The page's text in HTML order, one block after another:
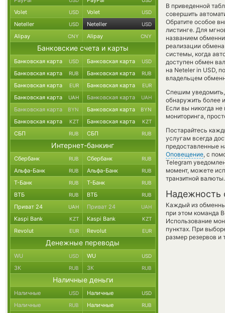
В приведенной
совершить
Обратите особое
листинге. Для
названием
реализации
системы, когда
доступен обмен
на Neteler in USD,
владельцем
Спешим
обнаружить более
Если вы никогда
мониторинга,
Постарайтесь
услугам всегда
предоставленные
Оповещение, с
Telegram
момент, можете
транзитной валюты.
Надежность
Каждый из
при этом команда
Использование
пунктах. При
размер резервов и
Volet USD Volet USD
Neteller USD Neteller USD
Alipay CNY Alipay CNY
Банковские счета и карты
Банковская карта USD Банковская карта USD
Банковская карта RUB Банковская карта RUB
Банковская карта EUR Банковская карта EUR
Банковская карта UAH Банковская карта UAH
Банковская карта BYN Банковская карта BYN
Банковская карта KZT Банковская карта KZT
СБП RUB СБП RUB
Интернет-банкинг
Сбербанк RUB Сбербанк RUB
Альфа-Банк RUB Альфа-Банк RUB
Т-Банк RUB Т-Банк RUB
ВТБ RUB ВТБ RUB
Приват 24 UAH Приват 24 UAH
Kaspi Bank KZT Kaspi Bank KZT
Revolut EUR Revolut EUR
Денежные переводы
WU USD WU USD
ЗК RUB ЗК RUB
Наличные деньги
Наличные USD Наличные USD
Наличные RUB Наличные RUB